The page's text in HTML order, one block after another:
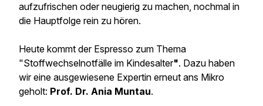
aufzufrischen oder neugierig zu machen, nochmal in
die Hauptfolge rein zu hören.
Heute kommt der Espresso zum Thema
"Stoffwechselnotfälle im Kindesalter". Dazu haben
wir eine ausgewiesene Expertin erneut ans Mikro
geholt: Prof. Dr. Ania Muntau.